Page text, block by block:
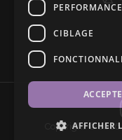
Copyright ©
PERFORMANCE
CIBLAGE
AFFICHER